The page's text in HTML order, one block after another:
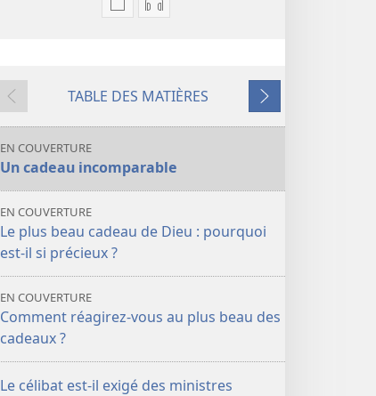
Options
publications
TOUR
DE
Accepterez-​
vous
beau
Options
enregistrements
TOUR
Accepterez-​
beau
Précédent
TABLE DES MATIÈRES
Suivant
EN COUVERTURE
Un cadeau incomparable
EN COUVERTURE
Le plus beau cadeau de Dieu : pourquoi
est-​il si précieux ?
EN COUVERTURE
Comment réagirez-​vous au plus beau des
cadeaux ?
Le célibat est-​il exigé des ministres